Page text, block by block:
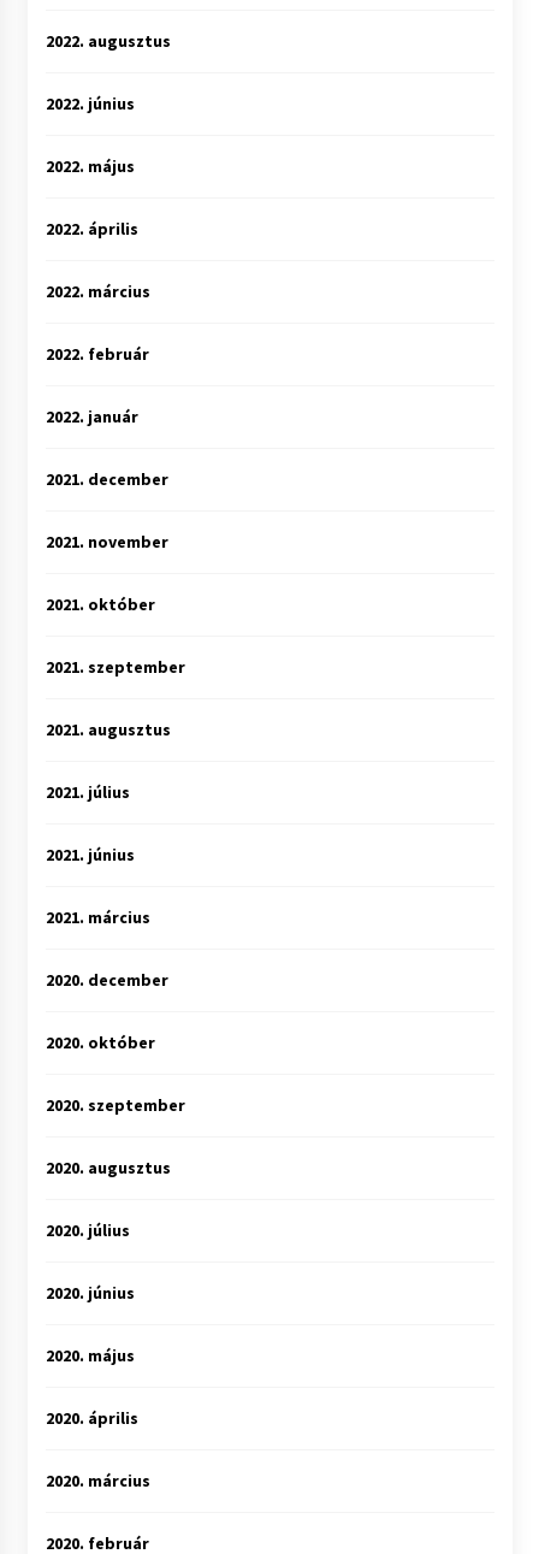
2022. augusztus
2022. június
2022. május
2022. április
2022. március
2022. február
2022. január
2021. december
2021. november
2021. október
2021. szeptember
2021. augusztus
2021. július
2021. június
2021. március
2020. december
2020. október
2020. szeptember
2020. augusztus
2020. július
2020. június
2020. május
2020. április
2020. március
2020. február